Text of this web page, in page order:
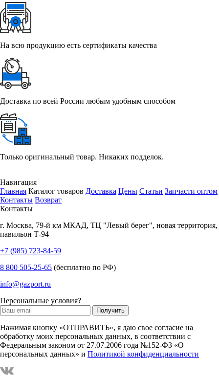
На всю продукцию есть сертификаты качества
Доставка по всей России любым удобным способом
Только оригинальный товар. Никаких подделок.
Навигация
Главная Каталог товаров Доставка Цены Статьи Запчасти оптом
Контакты Возврат
Контакты
г. Москва, 79-й км МКАД, ТЦ "Левый берег", новая территория,
павильон Т-94
+7 (985) 723-84-59
8 800 505-25-65 (бесплатно по РФ)
info@gazport.ru
Персональные условия?
Нажимая кнопку «ОТПРАВИТЬ», я даю свое согласие на
обработку моих персональных данных, в соответствии с
Федеральным законом от 27.07.2006 года №152-ФЗ «О
персональных данных» и Политикой конфиденциальности